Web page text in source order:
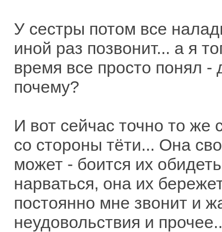
У сестры потом все
иной раз позвонит... а я
время все просто понял
почему?
И вот сейчас точно то же
со стороны тёти... Она
может - боится их
нарваться, она их
постоянно мне звонит и
неудовольствия и